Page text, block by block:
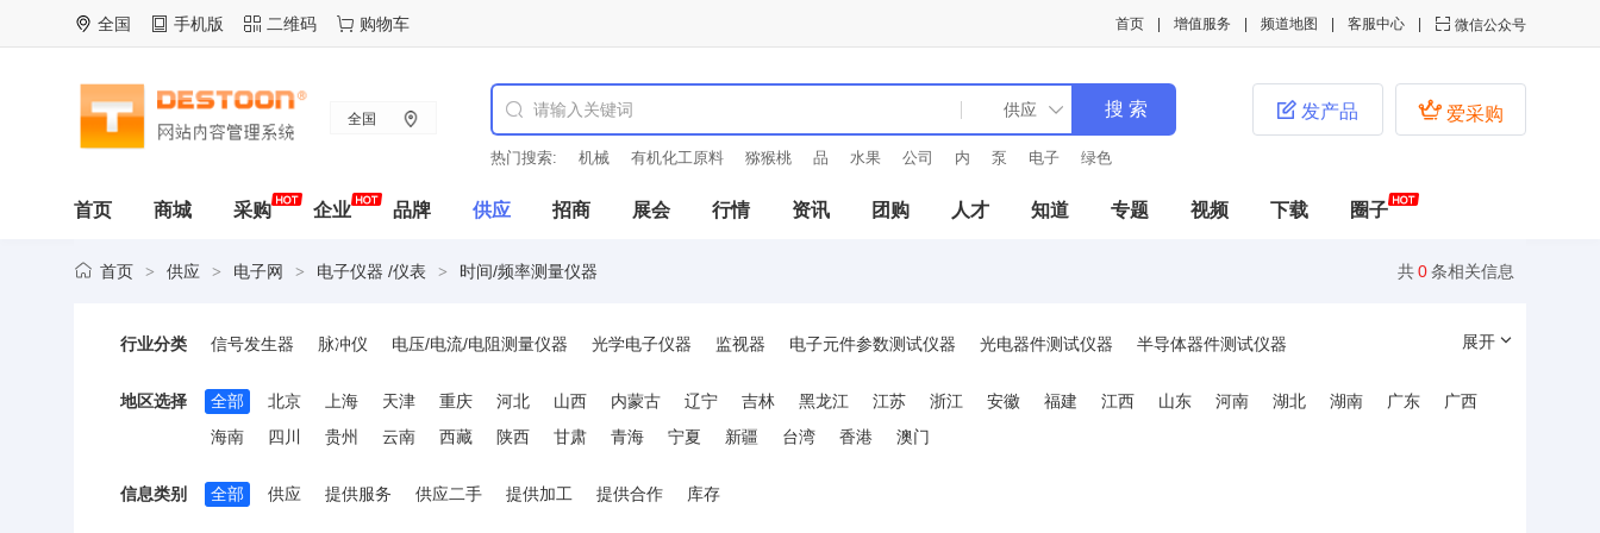
全国 手机版 二维码 购物车  微信公众号
客服中心
频道地图
增值服务
首页
全国
热门搜索: 机械 有机化工原料 猕猴桃 品 水果 公司 内 泵 电子 绿色
 爱采购
 发产品
首页 商城 采购 企业 品牌 供应 招商 展会 行情 资讯 团购 人才 知道 专题 视频 下载 圈子
共0条相关信息
首页 > 供应 > 电子网 > 电子仪器 /仪表 > 时间/频率测量仪器
行业分类 信号发生器 脉冲仪 电压/电流/电阻测量仪器 光学电子仪器 监视器 电子元件参数测试仪器 光电器件测试仪器
半导体器件测试仪器
广播电视测量仪器
声振测量仪器 动态分析仪器 电导率仪 水工业水质检测及分析仪器 万用表 电表 水表 煤气表 收费表
流量测量仪表
液位测量仪表
温度测量仪表 在线检测及控制仪表等 器件参数测试仪器 半导体器件图示仪
展开
地区选择 全部 北京 上海 天津 重庆 河北 山西 内蒙古 辽宁 吉林 黑龙江 江苏 浙江 安徽 福建 江西 山东 河南 湖北 湖南 广东
广西
海南
四川 贵州 云南 西藏 陕西 甘肃 青海 宁夏 新疆 台湾 香港 澳门
信息类别 全部 供应 提供服务 供应二手 提供加工 提供合作 库存